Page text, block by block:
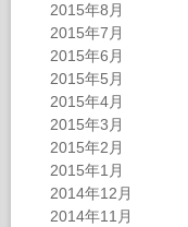
2015年8月
2015年7月
2015年6月
2015年5月
2015年4月
2015年3月
2015年2月
2015年1月
2014年12月
2014年11月